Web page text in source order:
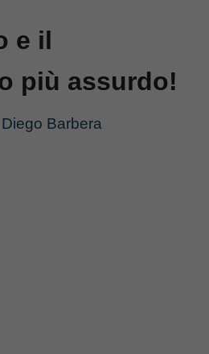
e il
più assurdo!
Diego Barbera